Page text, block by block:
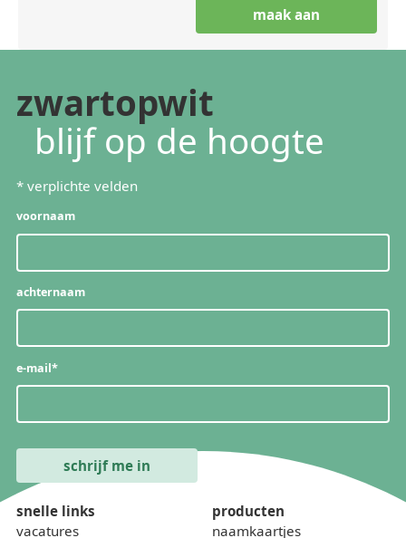
zwartopwit
blijf op de hoogte
* verplichte velden
voornaam
achternaam
e-mail*
snelle links
vacatures
producten
naamkaartjes